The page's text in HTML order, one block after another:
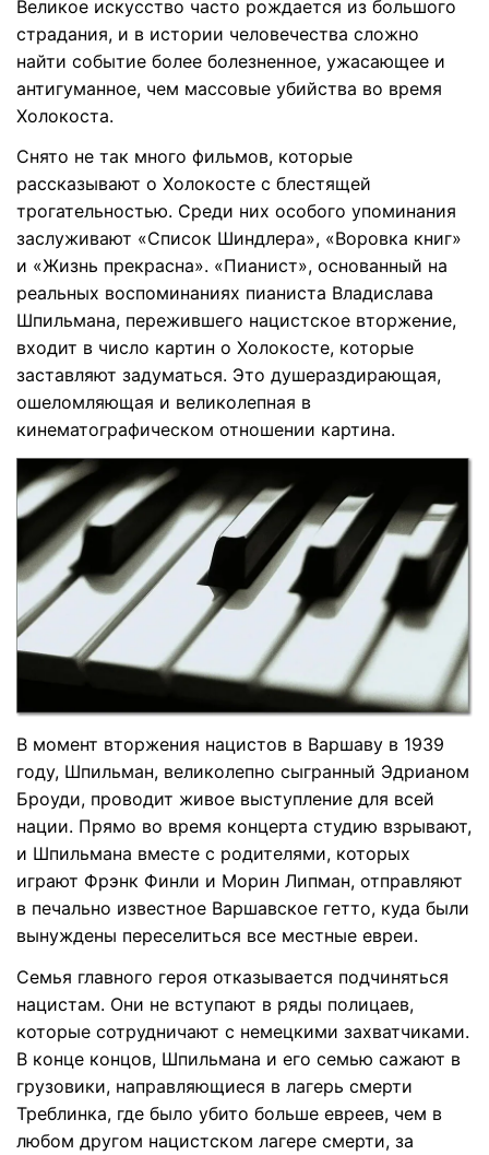
НАЙДИТЕ БОЛЬШЕ РЕШЕНИЙ
Технические
Характеристики
Полный список поддерживаемых форматов,
устройств и графических процессоров.
Что Нового Последние новости и обновления UniConverter.
search
Великое искусство часто рождается из большого
страдания, и в истории человечества сложно
найти событие более болезненное, ужасающее и
антигуманное, чем массовые убийства во время
Холокоста.
Снято не так много фильмов, которые
рассказывают о Холокосте с блестящей
трогательностью. Среди них особого упоминания
заслуживают «Список Шиндлера», «Воровка книг»
и «Жизнь прекрасна». «Пианист», основанный на
реальных воспоминаниях пианиста Владислава
Шпильмана, пережившего нацистское вторжение,
входит в число картин о Холокосте, которые
заставляют задуматься. Это душераздирающая,
ошеломляющая и великолепная в
кинематографическом отношении картина.
В момент вторжения нацистов в Варшаву в 1939
году, Шпильман, великолепно сыгранный Эдрианом
Броуди, проводит живое выступление для всей
нации. Прямо во время концерта студию взрывают,
и Шпильмана вместе с родителями, которых
играют Фрэнк Финли и Морин Липман, отправляют
в печально известное Варшавское гетто, куда были
вынуждены переселиться все местные евреи.
Семья главного героя отказывается подчиняться
нацистам. Они не вступают в ряды полицаев,
которые сотрудничают с немецкими захватчиками.
В конце концов, Шпильмана и его семью сажают в
грузовики, направляющиеся в лагерь смерти
Треблинка, где было убито больше евреев, чем в
любом другом нацистском лагере смерти, за